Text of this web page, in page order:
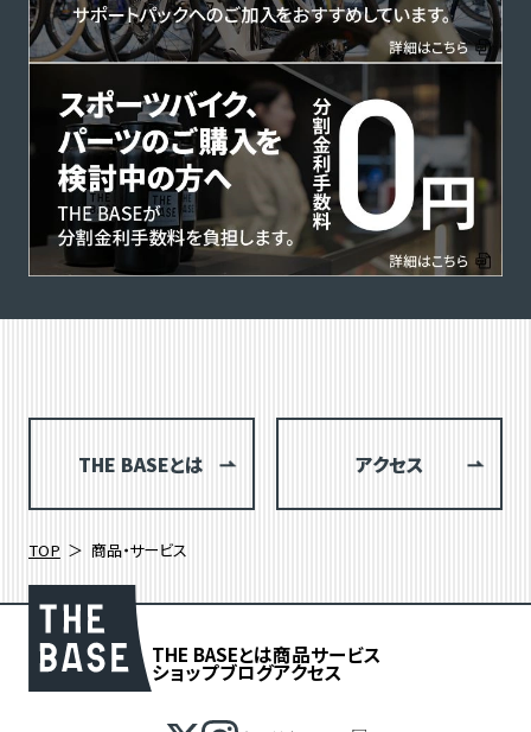
THE BASEとは アクセス
TOP 商品・サービス
THE BASEとは商品サービス
ショップブログアクセス